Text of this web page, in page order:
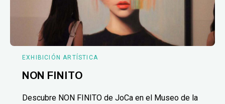
EXHIBICIÓN ARTÍSTICA
NON FINITO
Descubre NON FINITO de JoCa en el Museo de la